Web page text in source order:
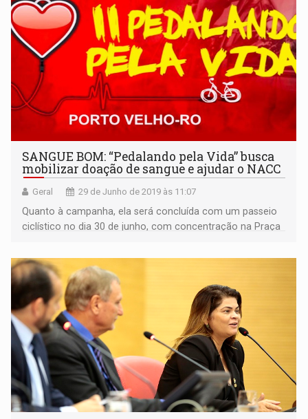
SANGUE BOM: “Pedalando pela Vida” busca
mobilizar doação de sangue e ajudar o NACC
Geral 29 de Junho de 2019 às 11:07
Quanto à campanha, ela será concluída com um passeio
ciclístico no dia 30 de junho, com concentração na Praça